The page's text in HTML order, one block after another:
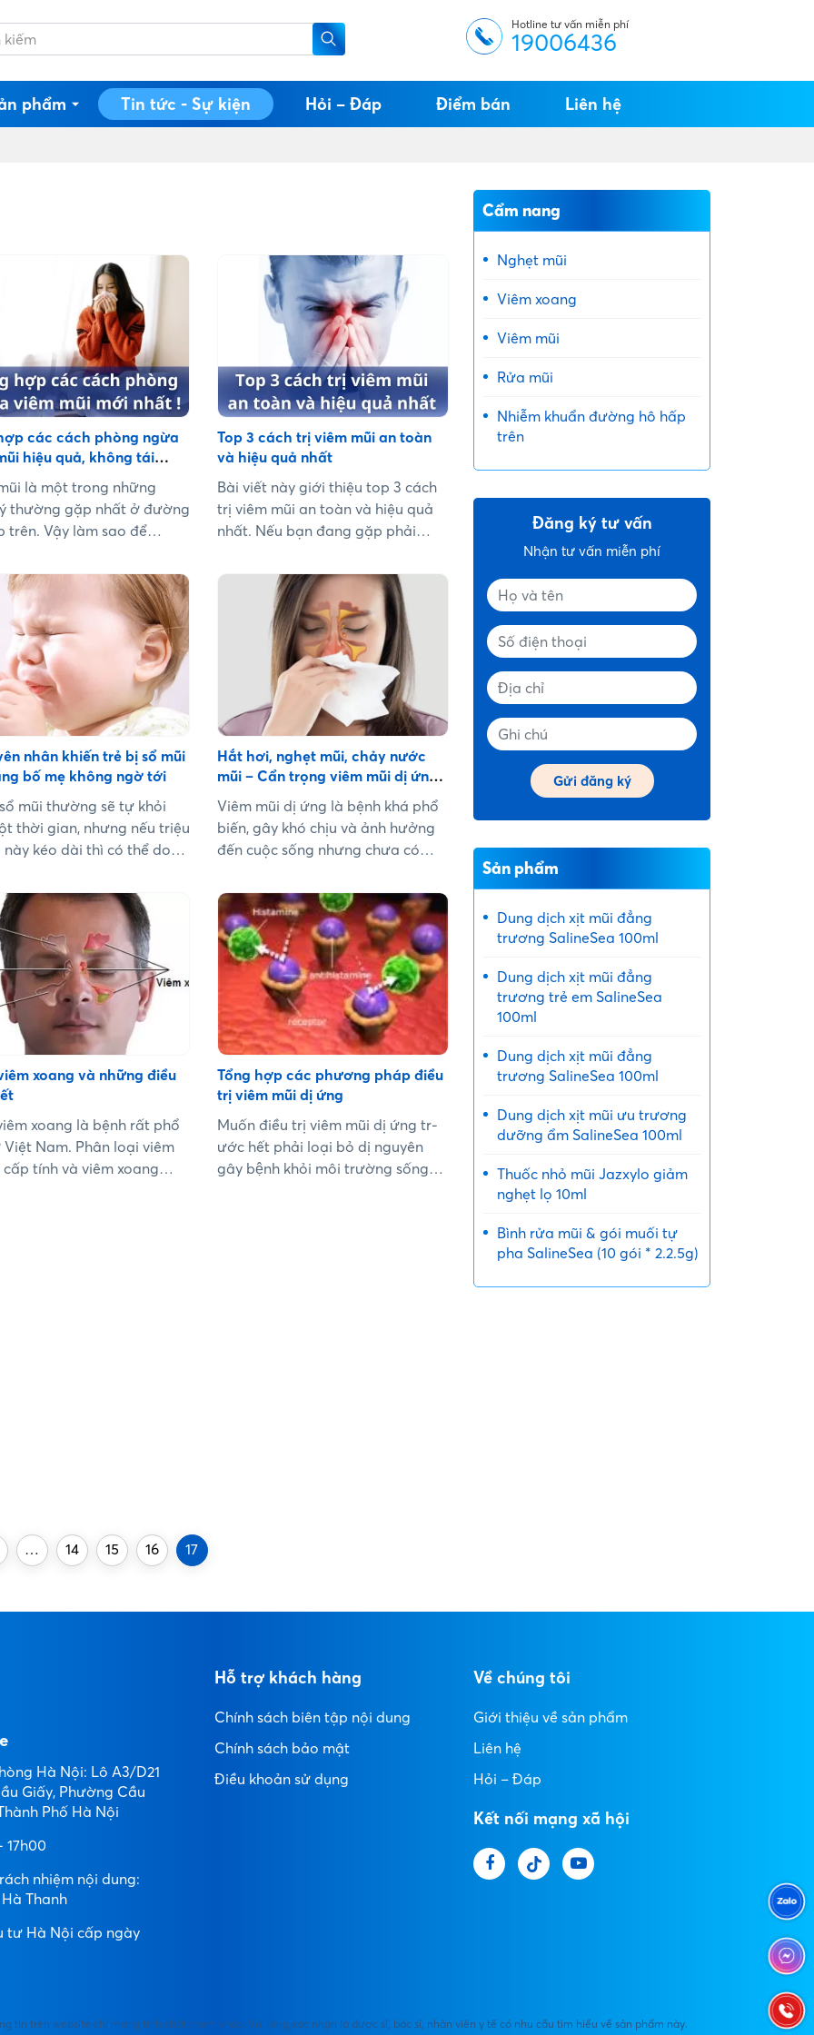
Hotline tư vấn miễn phí
19006436
phẩm Tin tức - Sự kiện Hỏi – Đáp Điểm bán Liên hệ
các cách phòng ngừa
hiệu quả, không tái
là một trong những
thường gặp nhất ở đường
trên. Vậy làm sao để
Top 3 cách trị viêm mũi an toàn
và hiệu quả nhất
Bài viết này giới thiệu top 3 cách
trị viêm mũi an toàn và hiệu quả
nhất. Nếu bạn đang gặp phải
chọn cho mình cách điều trị tốt
nhân khiến trẻ bị sổ mũi
bố mẹ không ngờ tới
mũi thường sẽ tự khỏi
thời gian, nhưng nếu triệu
này kéo dài thì có thể do
là những nguyên nhân
sổ mũi dai dẳng kéo
Hắt hơi, nghẹt mũi, chảy nước
mũi – Cẩn trọng viêm mũi dị ứng
Viêm mũi dị ứng là bệnh khá phổ
biến, gây khó chịu và ảnh hưởng
đến cuộc sống nhưng chưa có
Tuy nhiên, thuốc kháng histamin
có thể giúp giảm các triệu chứng
của bệnh. ...
xoang và những điều
xoang là bệnh rất phổ
Việt Nam. Phân loại viêm
tính và viêm xoang
Tổng hợp các phương pháp điều
trị viêm mũi dị ứng
Muốn điều trị viêm mũi dị ứng tr­
ước hết phải loại bỏ dị nguyên
gây bệnh khỏi môi tr­ường sống
… 14 15 16 17
Cẩm nang
Nghẹt mũi
Viêm xoang
Viêm mũi
Rửa mũi
Nhiễm khuẩn đường hô hấp
trên
Đăng ký tư vấn
Nhận tư vấn miễn phí
Sản phẩm
Dung dịch xịt mũi đẳng
trương SalineSea 100ml
Dung dịch xịt mũi đẳng
trương trẻ em SalineSea
100ml
Dung dịch xịt mũi đẳng
trương SalineSea 100ml
Dung dịch xịt mũi ưu trương
dưỡng ẩm SalineSea 100ml
Thuốc nhỏ mũi Jazxylo giảm
nghẹt lọ 10ml
Bình rửa mũi & gói muối tự
pha SalineSea (10 gói * 2.2.5g)
Hà Nội: Lô A3/D21
Giấy, Phường Cầu
Phố Hà Nội
17h00
nhiệm nội dung:
Thanh
tư Hà Nội cấp ngày
Hỗ trợ khách hàng
Chính sách biên tập nội dung
Chính sách bảo mật
Điều khoản sử dụng
Về chúng tôi
Giới thiệu về sản phẩm
Liên hệ
Hỏi – Đáp
Kết nối mạng xã hội
tin trên website chỉ mang tính chất tham khảo. Vui lòng xác nhận là dược sĩ, bác sĩ, nhân viên y tế có nhu cầu tìm hiểu về sản phẩm này.